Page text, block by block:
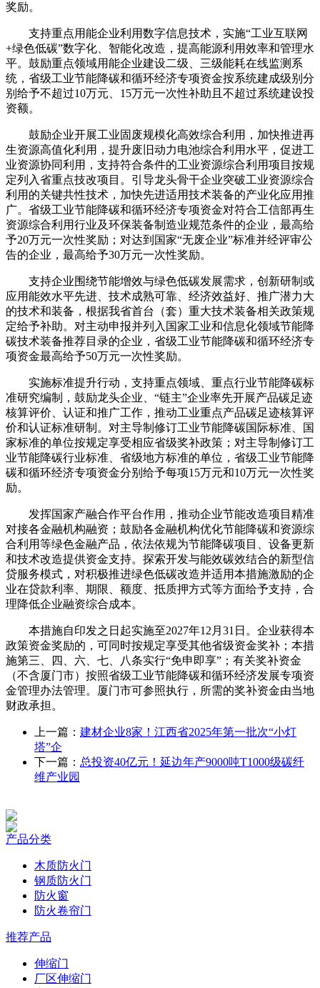
奖励。
支持重点用能企业利用数字信息技术，实施“工业互联网
+绿色低碳”数字化、智能化改造，提高能源利用效率和管理水
平。鼓励重点领域用能企业建设二级、三级能耗在线监测系
统，省级工业节能降碳和循环经济专项资金按系统建成级别分
别给予不超过10万元、15万元一次性补助且不超过系统建设投
资额。
鼓励企业开展工业固废规模化高效综合利用，加快推进再
生资源高值化利用，提升废旧动力电池综合利用水平，促进工
业资源协同利用，支持符合条件的工业资源综合利用项目按规
定列入省重点技改项目。引导龙头骨干企业突破工业资源综合
利用的关键共性技术，加快先进适用技术装备的产业化应用推
广。省级工业节能降碳和循环经济专项资金对符合工信部再生
资源综合利用行业及环保装备制造业规范条件的企业，最高给
予20万元一次性奖励；对达到国家“无废企业”标准并经评审公
告的企业，最高给予30万元一次性奖励。
支持企业围绕节能增效与绿色低碳发展需求，创新研制或
应用能效水平先进、技术成熟可靠、经济效益好、推广潜力大
的技术和装备，根据我省首台（套）重大技术装备相关政策规
定给予补助。对主动申报并列入国家工业和信息化领域节能降
碳技术装备推荐目录的企业，省级工业节能降碳和循环经济专
项资金最高给予50万元一次性奖励。
实施标准提升行动，支持重点领域、重点行业节能降碳标
准研究编制，鼓励龙头企业、“链主”企业率先开展产品碳足迹
核算评价、认证和推广工作，推动工业重点产品碳足迹核算评
价和认证标准研制。对主导制修订工业节能降碳国际标准、国
家标准的单位按规定享受相应省级奖补政策；对主导制修订工
业节能降碳行业标准、省级地方标准的单位，省级工业节能降
碳和循环经济专项资金分别给予每项15万元和10万元一次性奖
励。
发挥国家产融合作平台作用，推动企业节能改造项目精准
对接各金融机构融资；鼓励各金融机构优化节能降碳和资源综
合利用等绿色金融产品，依法依规为节能降碳项目、设备更新
和技术改造提供资金支持。探索开发与能效碳效结合的新型信
贷服务模式，对积极推进绿色低碳改造并适用本措施激励的企
业在贷款利率、期限、额度、抵质押方式等方面给予支持，合
理降低企业融资综合成本。
本措施自印发之日起实施至2027年12月31日。企业获得本
政策资金奖励的，可同时按规定享受其他省级资金奖补；本措
施第三、四、六、七、八条实行“免申即享”；有关奖补资金
（不含厦门市）按照省级工业节能降碳和循环经济发展专项资
金管理办法管理。厦门市可参照执行，所需的奖补资金由当地
财政承担。
上一篇： 建材企业8家！江西省2025年第一批次“小灯
塔”企
下一篇： 总投资40亿元！延边年产9000吨T1000级碳纤
维产业园
产品分类
木质防火门
钢质防火门
防火窗
防火卷帘门
推荐产品
伸缩门
厂区伸缩门